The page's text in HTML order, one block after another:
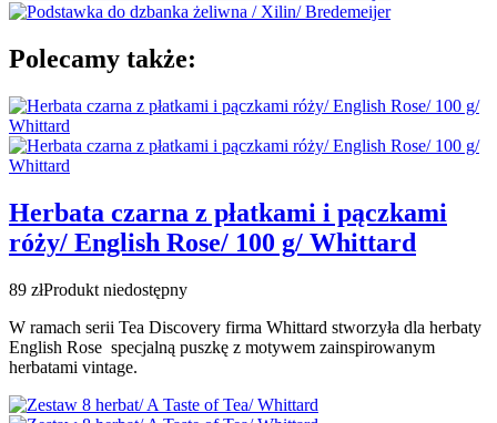
Polecamy także:
Herbata czarna z płatkami i pączkami
róży/ English Rose/ 100 g/ Whittard
89 złProdukt niedostępny
W ramach serii Tea Discovery firma Whittard stworzyła dla herbaty
English Rose specjalną puszkę z motywem zainspirowanym
herbatami vintage.